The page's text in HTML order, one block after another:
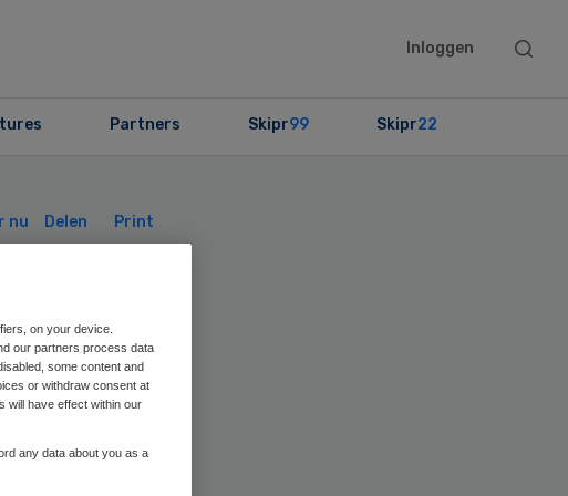
Inloggen
Search
Partners Skipr99 Skipr22
nu Delen Print
on your device.
our partners process data
some content and
or withdraw consent at
will have effect within our
any data about you as a